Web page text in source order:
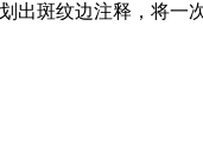
出斑纹边注释，将一